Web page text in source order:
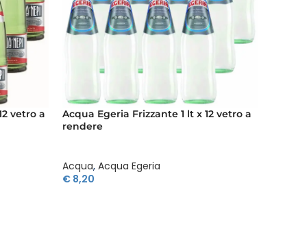
vetro a
Acqua Egeria Frizzante 1 lt x 12 vetro a
rendere
Acqua, Acqua Egeria
€8,20